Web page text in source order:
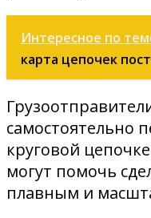
Интересное по
карта цепочек
самостоятельно
круговой
могут помочь
плавным и